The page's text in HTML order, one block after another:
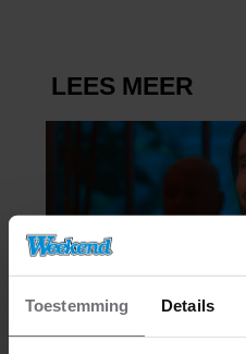
Toestemming Details